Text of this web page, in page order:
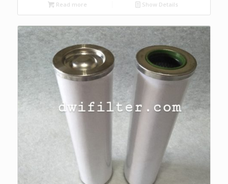
Read more Show Details